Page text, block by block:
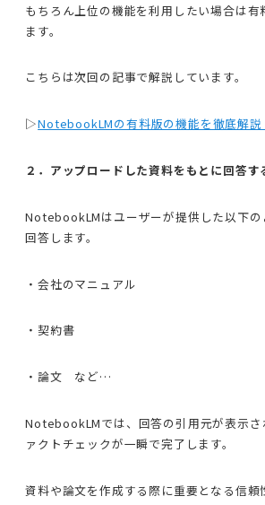
もちろん上位の機能を利用したい場合は有
ます。
こちらは次回の記事で解説しています。
▷NotebookLMの有料版の機能を徹底解説
２．アップロードした資料をもとに回答す
NotebookLMはユーザーが提供した以下の
回答します。
・会社のマニュアル
・契約書
・論文 など…
NotebookLMでは、回答の引用元が表示さ
ァクトチェックが一瞬で完了します。
資料や論文を作成する際に重要となる信頼